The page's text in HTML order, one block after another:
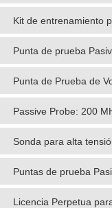
Kit de entrenamiento
Punta de prueba
Punta de Prueba de
Passive Probe: 200
Sonda para alta
Puntas de prueba
Licencia Perpetua